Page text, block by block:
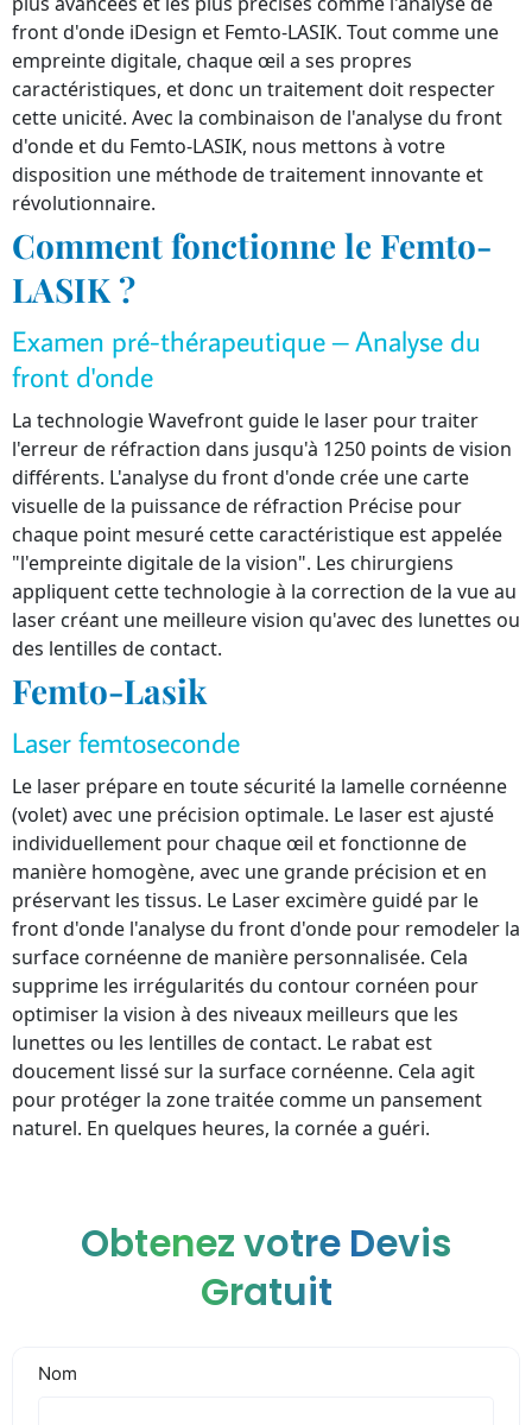
front d'onde iDesign et Femto-LASIK. Tout comme une
empreinte digitale, chaque œil a ses propres
caractéristiques, et donc un traitement doit respecter
cette unicité. Avec la combinaison de l'analyse du front
d'onde et du Femto-LASIK, nous mettons à votre
disposition une méthode de traitement innovante et
révolutionnaire.
Comment fonctionne le Femto-
LASIK ?
Examen pré-thérapeutique – Analyse du
front d'onde
La technologie Wavefront guide le laser pour traiter
l'erreur de réfraction dans jusqu'à 1250 points de vision
différents. L'analyse du front d'onde crée une carte
visuelle de la puissance de réfraction Précise pour
chaque point mesuré cette caractéristique est appelée
"l'empreinte digitale de la vision". Les chirurgiens
appliquent cette technologie à la correction de la vue au
laser créant une meilleure vision qu'avec des lunettes ou
des lentilles de contact.
Femto-Lasik
Laser femtoseconde
Le laser prépare en toute sécurité la lamelle cornéenne
(volet) avec une précision optimale. Le laser est ajusté
individuellement pour chaque œil et fonctionne de
manière homogène, avec une grande précision et en
préservant les tissus. Le Laser excimère guidé par le
front d'onde l'analyse du front d'onde pour remodeler la
surface cornéenne de manière personnalisée. Cela
supprime les irrégularités du contour cornéen pour
optimiser la vision à des niveaux meilleurs que les
lunettes ou les lentilles de contact. Le rabat est
doucement lissé sur la surface cornéenne. Cela agit
pour protéger la zone traitée comme un pansement
naturel. En quelques heures, la cornée a guéri.
Obtenez votre Devis
Gratuit